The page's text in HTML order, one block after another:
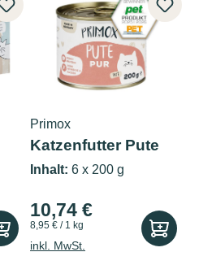
Primox
Katzenfutter Pute
pur 6x200g
Inhalt: 6 x 200 g
10,74 €
8,95 € / 1 kg
inkl. MwSt.